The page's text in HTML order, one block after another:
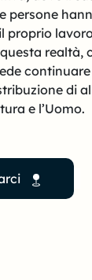
persone
proprio
realtà,
di
e l’Uomo.